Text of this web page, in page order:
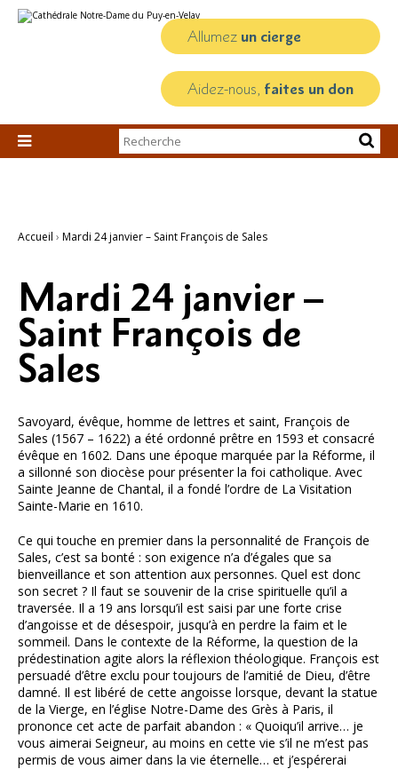
au
personnels
Allumez un cierge
Aidez-nous, faites un don

Chercher par
Recherche
Accueil › Mardi 24 janvier – Saint François de Sales
Mardi 24 janvier –
Saint François de
Sales
Savoyard, évêque, homme de lettres et saint, François de
Sales (1567 – 1622) a été ordonné prêtre en 1593 et consacré
évêque en 1602. Dans une époque marquée par la Réforme, il
a sillonné son diocèse pour présenter la foi catholique. Avec
Sainte Jeanne de Chantal, il a fondé l’ordre de La Visitation
Sainte-Marie en 1610.
Ce qui touche en premier dans la personnalité de François de
Sales, c’est sa bonté : son exigence n’a d’égales que sa
bienveillance et son attention aux personnes. Quel est donc
son secret ? Il faut se souvenir de la crise spirituelle qu’il a
traversée. Il a 19 ans lorsqu’il est saisi par une forte crise
d’angoisse et de désespoir, jusqu’à en perdre la faim et le
sommeil. Dans le contexte de la Réforme, la question de la
prédestination agite alors la réflexion théologique. François est
persuadé d’être exclu pour toujours de l’amitié de Dieu, d’être
damné. Il est libéré de cette angoisse lorsque, devant la statue
de la Vierge, en l’église Notre-Dame des Grès à Paris, il
prononce cet acte de parfait abandon : « Quoiqu’il arrive… je
vous aimerai Seigneur, au moins en cette vie s’il ne m’est pas
permis de vous aimer dans la vie éternelle… et j’espérerai